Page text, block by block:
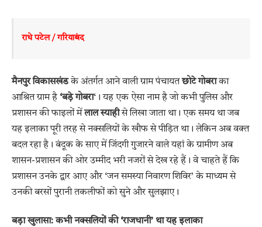
राधे पटेल / गरियाबंद
मैनपुर विकासखंडके अंतर्गत आने वाली ग्राम पंचायतछोटे गोबराका
आश्रित ग्राम है ‘बड़े गोबरा‘। यह एक ऐसा नाम है जो कभी पुलिस और
प्रशासन की फाइलों मेंलाल स्याहीसे लिखा जाता था। एक समय था जब
यह इलाका पूरी तरह से नक्सलियों के खौफ से पीड़ित था। लेकिन अब वक्त
बदल रहा है। बंदूक के साए में जिंदगी गुजारने वाले यहां के ग्रामीण अब
शासन-प्रशासन की ओर उम्मीद भरी नजरों से देख रहे हैं। वे चाहते हैं कि
प्रशासन उनके द्वार आए और ‘जन समस्या निवारण शिविर’ के माध्यम से
उनकी बरसों पुरानी तकलीफों को सुने और सुलझाए।
बड़ा खुलासा: कभी नक्सलियों की ‘राजधानी’ था यह इलाका